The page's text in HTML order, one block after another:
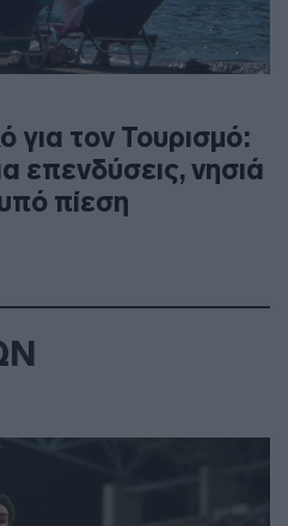
για τον Τουρισμό:
επενδύσεις, νησιά
πίεση